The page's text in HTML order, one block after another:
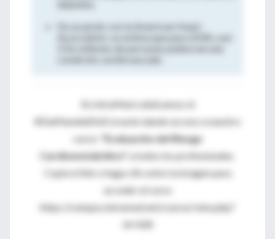
De acuerdo con la American Heart
Association, se estima que para 2030, casi
En IntraMed celebramos el
#DíaMundialDelCorazón dando acceso a nuestro
curso:
"Evaluación del Riesgo
Cardiometabólico"
a todos los profesionales.
Copie el link o haga clik sobre la imagen para
acceder al curso
https://campus.intramed.net/course/view.php?
id=428